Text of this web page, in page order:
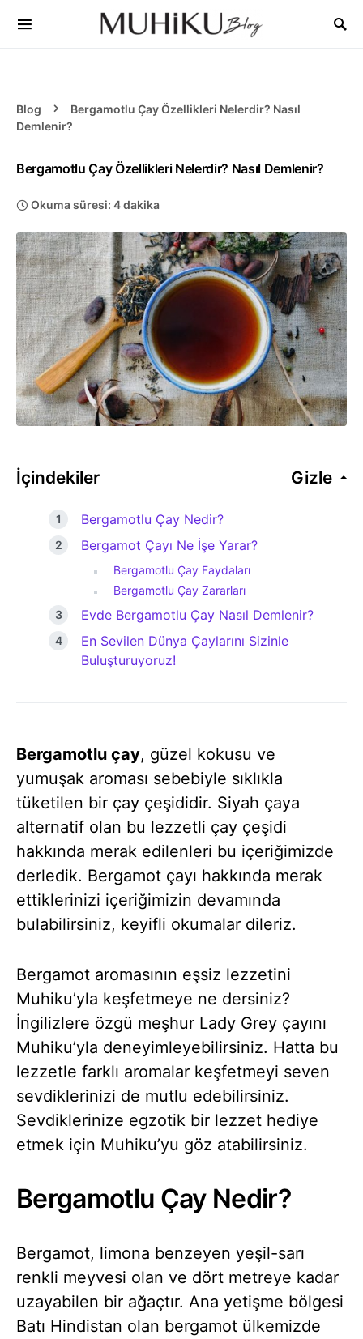
Blog
Bergamotlu Çay Özellikleri Nelerdir? Nasıl
Demlenir?
Bergamotlu Çay Özellikleri Nelerdir? Nasıl Demlenir?
Okuma süresi: 4 dakika
İçindekiler Gizle
Bergamotlu Çay Nedir?
Bergamot Çayı Ne İşe Yarar?
Bergamotlu Çay Faydaları
Bergamotlu Çay Zararları
Evde Bergamotlu Çay Nasıl Demlenir?
En Sevilen Dünya Çaylarını Sizinle
Buluşturuyoruz!
Bergamotlu çay, güzel kokusu ve
yumuşak aroması sebebiyle sıklıkla
tüketilen bir çay çeşididir. Siyah çaya
alternatif olan bu lezzetli çay çeşidi
hakkında merak edilenleri bu içeriğimizde
derledik. Bergamot çayı hakkında merak
ettiklerinizi içeriğimizin devamında
bulabilirsiniz, keyifli okumalar dileriz.
Bergamot aromasının eşsiz lezzetini
Muhiku’yla keşfetmeye ne dersiniz?
İngilizlere özgü meşhur Lady Grey çayını
Muhiku’yla deneyimleyebilirsiniz. Hatta bu
lezzetle farklı aromalar keşfetmeyi seven
sevdiklerinizi de mutlu edebilirsiniz.
Sevdiklerinize egzotik bir lezzet hediye
etmek için Muhiku’yu göz atabilirsiniz.
Bergamotlu Çay Nedir?
Bergamot, limona benzeyen yeşil-sarı
renkli meyvesi olan ve dört metreye kadar
uzayabilen bir ağaçtır. Ana yetişme bölgesi
Batı Hindistan olan bergamot ülkemizde